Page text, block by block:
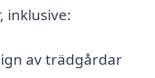
inklusive:
av trädgårdar